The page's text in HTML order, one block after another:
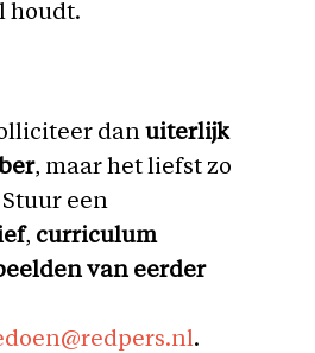
houdt.
dan uiterlijk
, maar het liefst zo
een
, curriculum
van eerder
.